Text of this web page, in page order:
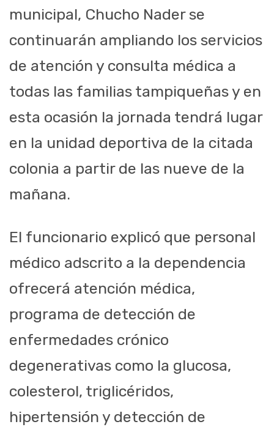
municipal, Chucho Nader se
continuarán ampliando los servicios
de atención y consulta médica a
todas las familias tampiqueñas y en
esta ocasión la jornada tendrá lugar
en la unidad deportiva de la citada
colonia a partir de las nueve de la
mañana.
El funcionario explicó que personal
médico adscrito a la dependencia
ofrecerá atención médica,
programa de detección de
enfermedades crónico
degenerativas como la glucosa,
colesterol, triglicéridos,
hipertensión y detección de